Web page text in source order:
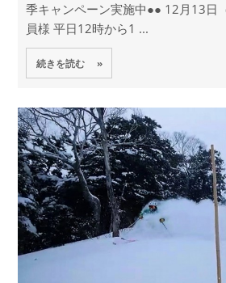
季キャンペーン実施中●● 12月13日
員様 平日12時から1 ...
続きを読む »